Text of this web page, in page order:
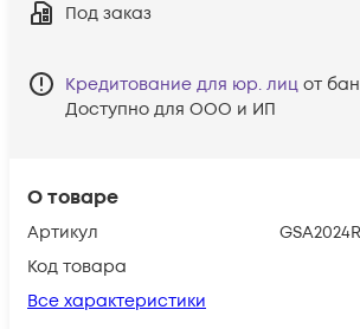
О товаре
Артикул
Код товара
Все характеристики
Под заказ
Кредитование для юр. лиц от
Доступно для ООО и ИП